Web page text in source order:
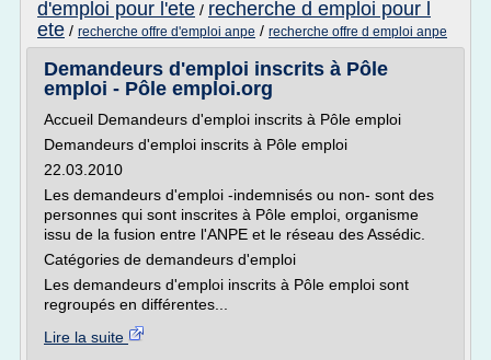
d'emploi pour l'ete / recherche d emploi pour l
ete / recherche offre d'emploi anpe / recherche offre d emploi anpe
Demandeurs d'emploi inscrits à Pôle
emploi - Pôle emploi.org
Accueil Demandeurs d'emploi inscrits à Pôle emploi
Demandeurs d'emploi inscrits à Pôle emploi
22.03.2010
Les demandeurs d'emploi -indemnisés ou non- sont des
personnes qui sont inscrites à Pôle emploi, organisme
issu de la fusion entre l'ANPE et le réseau des Assédic.
Catégories de demandeurs d'emploi
Les demandeurs d'emploi inscrits à Pôle emploi sont
regroupés en différentes...
Lire la suite